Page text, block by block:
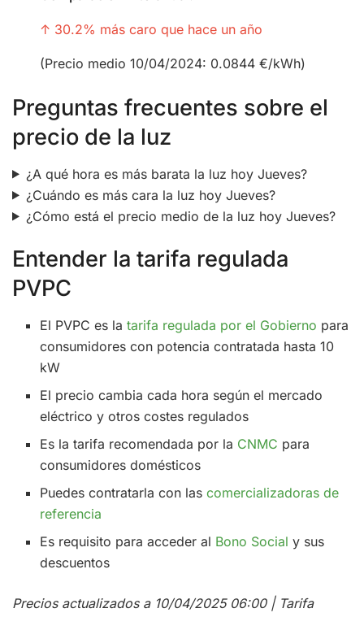
↑ 30.2% más caro que hace un año
(Precio medio 10/04/2024: 0.0844 €/kWh)
Preguntas frecuentes sobre el
precio de la luz
¿A qué hora es más barata la luz hoy Jueves?
¿Cuándo es más cara la luz hoy Jueves?
¿Cómo está el precio medio de la luz hoy Jueves?
Entender la tarifa regulada
PVPC
El PVPC es latarifa regulada por el Gobierno para
consumidores con potencia contratada hasta 10
kW
El precio cambia cada hora según el mercado
eléctrico y otros costes regulados
Es la tarifa recomendada por la CNMC para
consumidores domésticos
Puedes contratarla con lascomercializadoras de
referencia
Es requisito para acceder al Bono Social y sus
descuentos
Precios actualizados a 10/04/2025 06:00 | Tarifa